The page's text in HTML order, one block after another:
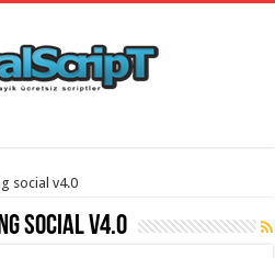
social v4.0
social v4.0